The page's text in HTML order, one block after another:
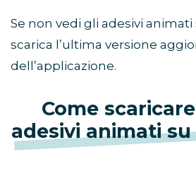
Se non vedi gli adesivi
scarica l’ultima versione
dell’applicazione.
Come
adesivi animati